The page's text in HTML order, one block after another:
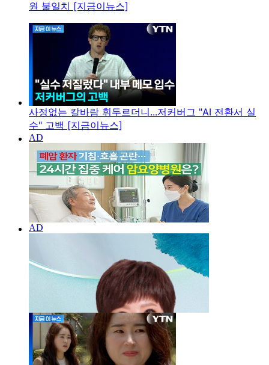
원 불일치 [지금이뉴스]
사정없는 칼바람 휘두르더니...저커버그 "AI 전환서 실
수" 고백 [지금이뉴스]